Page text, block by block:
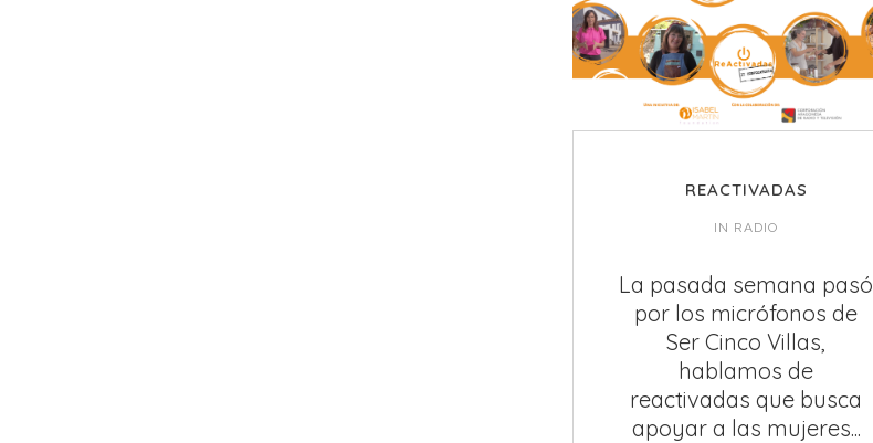
REACTIVADAS
IN RADIO
La pasada semana pasó
por los micrófonos de
Ser Cinco Villas,
hablamos de
reactivadas que busca
apoyar a las mujeres...